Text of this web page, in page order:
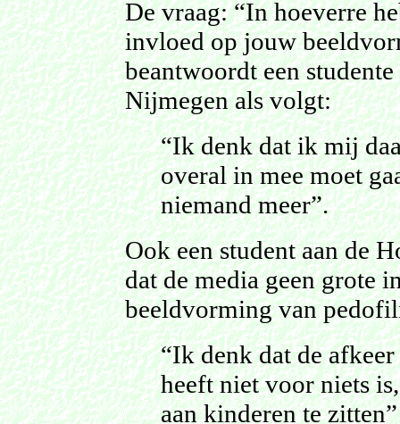
De vraag: “In hoeverre
invloed op jouw
beantwoordt een
Nijmegen als volgt:
“Ik denk dat ik mij
overal in mee moet
niemand meer”.
Ook een student aan de
dat de media geen grote
beeldvorming van
“Ik denk dat de
heeft niet voor niets
aan kinderen te